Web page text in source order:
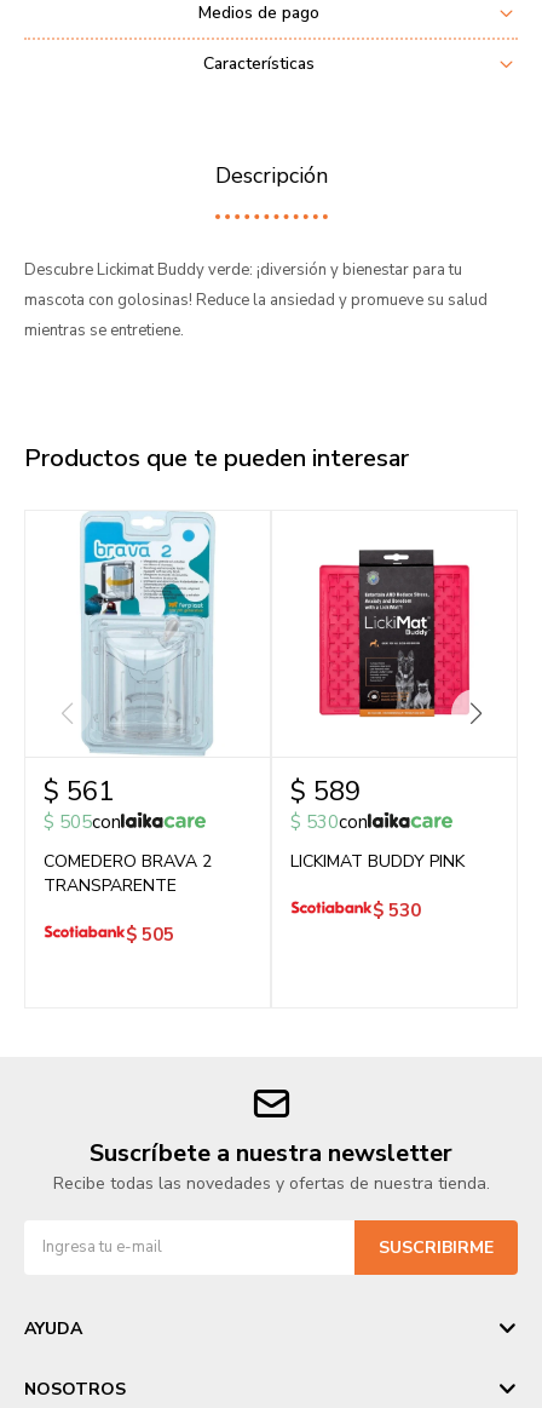
Medios de pago
Características
Descripción
Descubre Lickimat Buddy verde: ¡diversión y bienestar para tu
mascota con golosinas! Reduce la ansiedad y promueve su salud
mientras se entretiene.
Productos que te pueden interesar
$ 561
$ 505con
COMEDERO BRAVA 2
TRANSPARENTE
$ 505
$ 589
$ 530con
LICKIMAT BUDDY PINK
$ 530
Suscríbete a nuestra newsletter
Recibe todas las novedades y ofertas de nuestra tienda.
SUSCRIBIRME
AYUDA
NOSOTROS